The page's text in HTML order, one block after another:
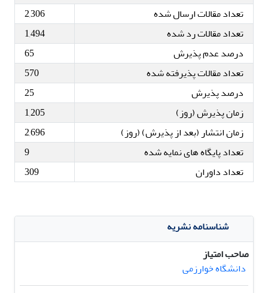
تعداد مقالات ارسال شده
2,306
تعداد مقالات رد شده
1,494
درصد عدم پذیرش
65
تعداد مقالات پذیرفته شده
570
درصد پذیرش
25
زمان پذیرش (روز)
1,205
زمان انتشار (بعد از پذیرش) (روز)
2,696
تعداد پایگاه های نمایه شده
9
تعداد داوران
309
شناسنامه نشریه
صاحب امتیاز
دانشگاه خوارزمی